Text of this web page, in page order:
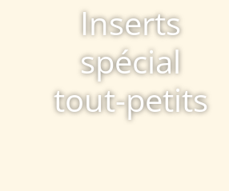
Inserts
spécial
tout-petits